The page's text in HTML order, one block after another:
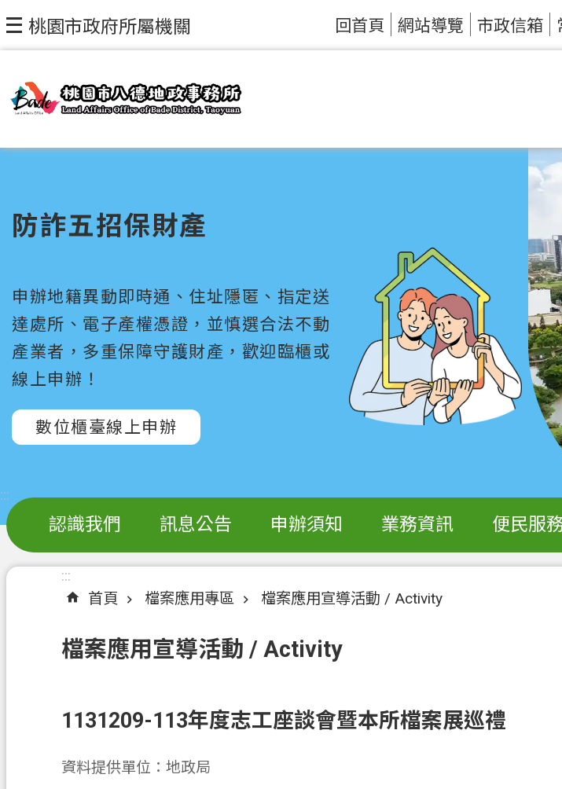
桃園市政府所屬機關 回首頁 網站導覽 市政信箱
防詐五招保財產
申辦地籍異動即時通、住址隱匿、指定送
達處所、電子產權憑證，並慎選合法不動
產業者，多重保障守護財產，歡迎臨櫃或
線上申辦！
數位櫃臺線上申辦
:::
認識我們 訊息公告 申辦須知 業務資訊 便民服
:::
首頁
檔案應用專區 檔案應用宣導活動 / Activity
檔案應用宣導活動 / Activity
1131209-113年度志工座談會暨本所檔案展巡禮
資料提供單位：地政局